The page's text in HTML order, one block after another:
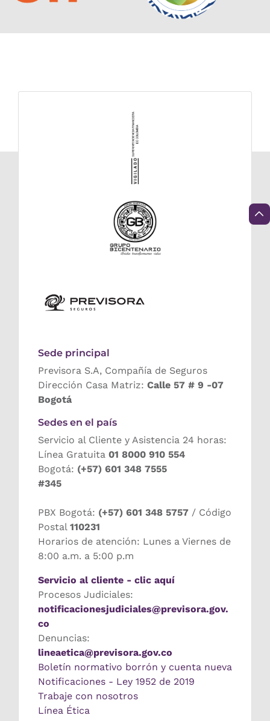
Sede principal
Previsora S.A, Compañía de Seguros
Dirección Casa Matriz: Calle 57 # 9 -07
Bogotá
Sedes en el país
Servicio al Cliente y Asistencia 24 horas:
Línea Gratuita 01 8000 910 554
Bogotá: (+57) 601 348 7555
#345
PBX Bogotá: (+57) 601 348 5757 / Código
Postal 110231
Horarios de atención: Lunes a Viernes de
8:00 a.m. a 5:00 p.m
Servicio al cliente - clic aquí
Procesos Judiciales:
notificacionesjudiciales@previsora.gov.
co
Denuncias:
lineaetica@previsora.gov.co
Boletín normativo borrón y cuenta nueva
Notificaciones - Ley 1952 de 2019
Trabaje con nosotros
Línea Ética